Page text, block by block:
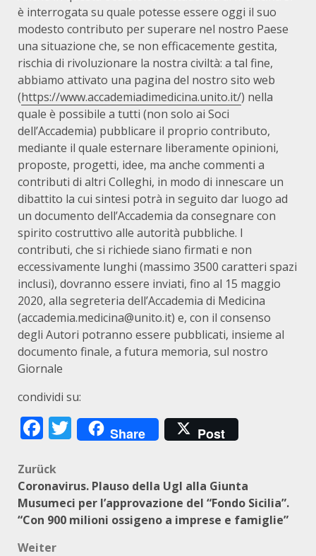
è interrogata su quale potesse essere oggi il suo
modesto contributo per superare nel nostro Paese
una situazione che, se non efficacemente gestita,
rischia di rivoluzionare la nostra civiltà: a tal fine,
abbiamo attivato una pagina del nostro sito web
(https://www.accademiadimedicina.unito.it/) nella
quale è possibile a tutti (non solo ai Soci
dell’Accademia) pubblicare il proprio contributo,
mediante il quale esternare liberamente opinioni,
proposte, progetti, idee, ma anche commenti a
contributi di altri Colleghi, in modo di innescare un
dibattito la cui sintesi potrà in seguito dar luogo ad
un documento dell’Accademia da consegnare con
spirito costruttivo alle autorità pubbliche. I
contributi, che si richiede siano firmati e non
eccessivamente lunghi (massimo 3500 caratteri spazi
inclusi), dovranno essere inviati, fino al 15 maggio
2020, alla segreteria dell’Accademia di Medicina
(accademia.medicina@unito.it) e, con il consenso
degli Autori potranno essere pubblicati, insieme al
documento finale, a futura memoria, sul nostro
Giornale
condividi su:
Facebook
Twitter
Share Post
Beitragsnavigation
Zurück
Coronavirus. Plauso della Ugl alla Giunta
Musumeci per l’approvazione del “Fondo Sicilia”.
“Con 900 milioni ossigeno a imprese e famiglie”
Weiter